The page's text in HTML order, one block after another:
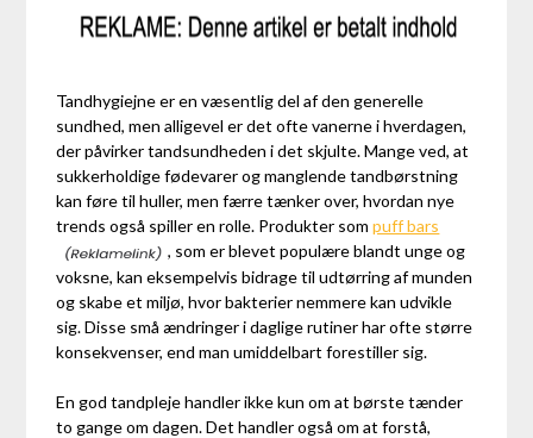
Tandhygiejne er en væsentlig del af den generelle
sundhed, men alligevel er det ofte vanerne i hverdagen,
der påvirker tandsundheden i det skjulte. Mange ved, at
sukkerholdige fødevarer og manglende tandbørstning
kan føre til huller, men færre tænker over, hvordan nye
trends også spiller en rolle. Produkter sompuff bars
, som er blevet populære blandt unge og
voksne, kan eksempelvis bidrage til udtørring af munden
og skabe et miljø, hvor bakterier nemmere kan udvikle
sig. Disse små ændringer i daglige rutiner har ofte større
konsekvenser, end man umiddelbart forestiller sig.
En god tandpleje handler ikke kun om at børste tænder
to gange om dagen. Det handler også om at forstå,